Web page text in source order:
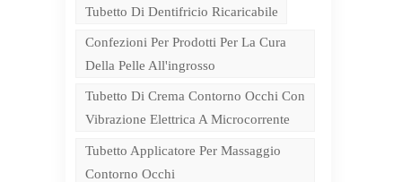
Tubetto Di Dentifricio Ricaricabile
Confezioni Per Prodotti Per La Cura
Della Pelle All'ingrosso
Tubetto Di Crema Contorno Occhi Con
Vibrazione Elettrica A Microcorrente
Tubetto Applicatore Per Massaggio
Contorno Occhi